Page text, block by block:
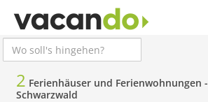
2 Ferienhäuser und Ferienwohnungen -
Schwarzwald